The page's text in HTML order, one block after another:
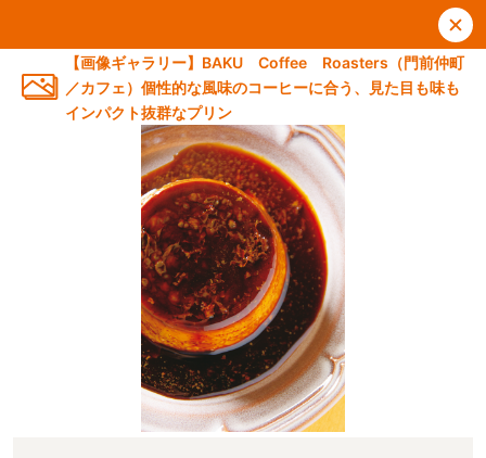
【画像ギャラリー】BAKU Coffee Roasters（門前仲町
／カフェ）個性的な風味のコーヒーに合う、見た目も味も
インパクト抜群なプリン